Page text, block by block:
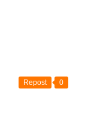
Repost 0